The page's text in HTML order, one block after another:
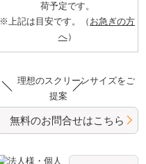
荷予定です。
※上記は目安です。（ お急ぎの方
へ）
理想のスクリーンサイズをご
提案
無料のお問合せはこちら